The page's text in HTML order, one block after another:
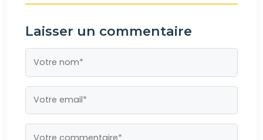
Laisser un commentaire